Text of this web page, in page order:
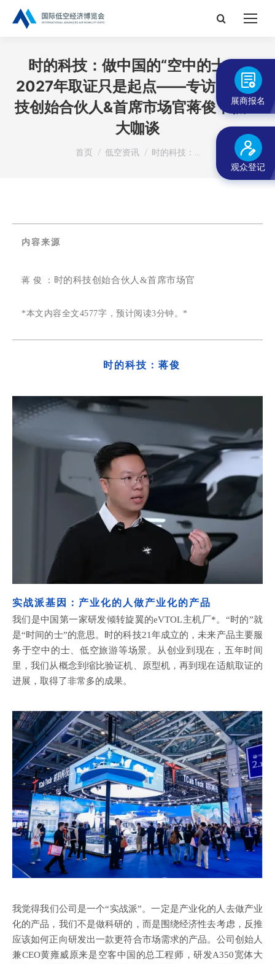
搜
时的科技：做中国的“空中的士”，
2027年取证只是起点——专访时的科
技创始合伙人&首席市场官蒋俊丨低空
大咖谈
您在这里：
首页 低空资讯 时的科技：…
内容来源
蒋 俊 ： 时的科技创始合伙人&首席市场官
*本文内容全文4577字 ，预计阅读3分钟。 *
时的科技 ：蒋俊
实战派基因：产业化的人做产业化的产品
我们是中国第一家研发倾转旋翼的eVTOL主机厂*。“时的”就
是“时间的士”的意思。
时的科技21年成立的 ，未来产品主要服
务于空中的士、低空旅游等场景。从创业到现在 ， 五年时间
里 ，我们从概念到缩比验证机、原型机，再到现在适航取证的
进展，取得了非常多的成果。
我觉得我们公司是一个“实战派”。一定是产业化的人去做产业
化的产品，我们不是做科研的，而是围绕经济性去考虑，反推
应该如何正向研发出一款更符合市场需求的产品。 公司 创始人
兼CEO黄雍威原来是空客中国的总工程师，研发A350宽体大
展商报名
观众登记